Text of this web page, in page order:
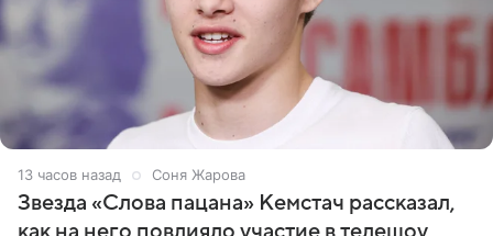
13 часов назад Соня Жарова
Звезда «Слова пацана» Кемстач рассказал,